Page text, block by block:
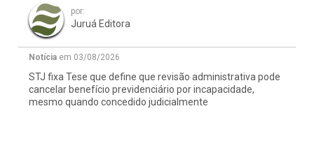
por:
Juruá Editora
Notícia em 03/08/2026
STJ fixa Tese que define que revisão administrativa pode
cancelar benefício previdenciário por incapacidade,
mesmo quando concedido judicialmente